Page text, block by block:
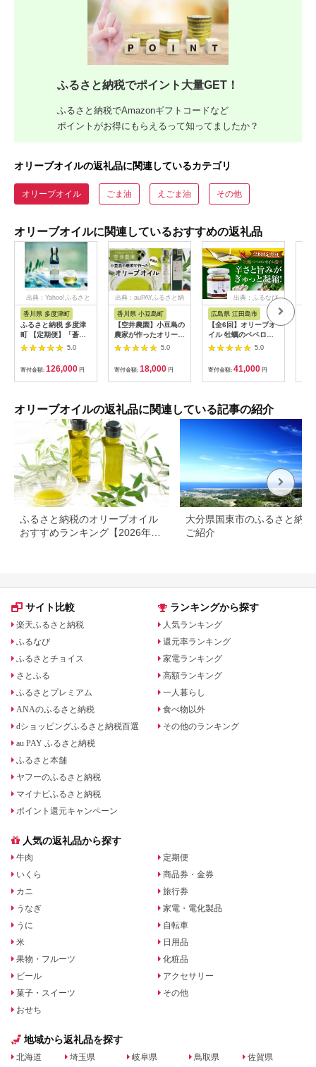
ふるさと納税でポイント大量GET！
ふるさと納税でAmazonギフトコードなど
ポイントがお得にもらえるって知ってましたか？
オリーブオイルの返礼品に関連しているカテゴリ
オリーブオイル ごま油 えごま油 その他
オリーブオイルに関連しているおすすめの返礼品
出典：Yahoo!ふるさと
香川県 多度津町
ふるさと納税 多度津
町 【定期便】「蒼の
ダイヤ」オリーブオイ
ル 多度津産90g(年12
回)【G-5】
5.0
寄付金額: 126,000 円
出典：auPAYふるさと納
香川県 小豆島町
【空井農園】小豆島の
農家が作ったオリーブ
オイル ルッカ種／
5.0
寄付金額: 18,000 円
出典：ふるなび
広島県 江田島市
【全6回】オリーブオ
イル 牡蠣のペペロン
オイル漬け オリーブ
オイル [XAJ057]
5.0
寄付金額: 41,000 円
オリーブオイルの返礼品に関連している記事の紹介
ふるさと納税のオリーブオイル
おすすめランキング【2026年最
大分県国東市のふるさと納税
ご紹介
サイト比較
楽天ふるさと納税
ふるなび
ふるさとチョイス
さとふる
ふるさとプレミアム
ANAのふるさと納税
dショッピングふるさと納税百選
au PAY ふるさと納税
ふるさと本舗
ヤフーのふるさと納税
マイナビふるさと納税
ポイント還元キャンペーン
ランキングから探す
人気ランキング
還元率ランキング
家電ランキング
高額ランキング
一人暮らし
食べ物以外
その他のランキング
人気の返礼品から探す
牛肉
いくら
カニ
うなぎ
うに
米
果物・フルーツ
ビール
菓子・スイーツ
おせち
定期便
商品券・金券
旅行券
家電・電化製品
自転車
日用品
化粧品
アクセサリー
その他
地域から返礼品を探す
北海道 埼玉県 岐阜県 鳥取県 佐賀県